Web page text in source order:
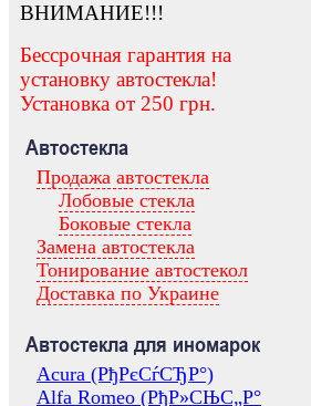
ВНИМАНИЕ!!!
Бессрочная гарантия на
установку автостекла!
Установка от 250 грн.
Автостекла
Продажа автостекла
Лобовые стекла
Боковые стекла
Замена автостекла
Тонирование автостекол
Доставка по Украине
Автостекла для иномарок
Acura (РђРєСѓСЂР°)
Alfa Romeo (РђР»СЊС„Р°